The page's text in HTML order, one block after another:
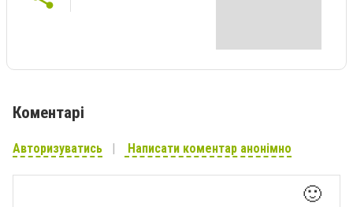
Коментарі
Авторизуватись Написати коментар анонімно
🙂